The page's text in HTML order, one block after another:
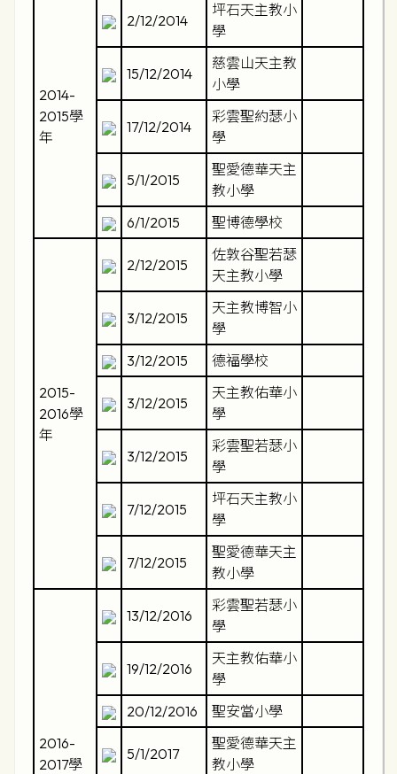
2014-
2015學
年
2/12/2014
坪石天主教小
學
15/12/2014
慈雲山天主教
小學
17/12/2014
彩雲聖約瑟小
學
5/1/2015
聖愛德華天主
教小學
6/1/2015
聖博德學校
2015-
2016學
年
2/12/2015
佐敦谷聖若瑟
天主教小學
3/12/2015
天主教博智小
學
3/12/2015
德福學校
3/12/2015
天主教佑華小
學
3/12/2015
彩雲聖若瑟小
學
7/12/2015
坪石天主教小
學
7/12/2015
聖愛德華天主
教小學
2016-
2017學
13/12/2016
彩雲聖若瑟小
學
19/12/2016
天主教佑華小
學
20/12/2016
聖安當小學
5/1/2017
聖愛德華天主
教小學